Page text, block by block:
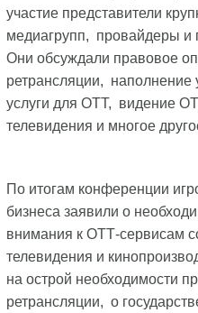
участие представители
медиагрупп, провайдеры и
Они обсуждали правовое
ретрансляции, наполнение
услуги для ОТТ, видение
телевидения и многое
По итогам конференции
бизнеса заявили о
внимания к ОТТ-сервисам
телевидения и
на острой необходимости
ретрансляции, о